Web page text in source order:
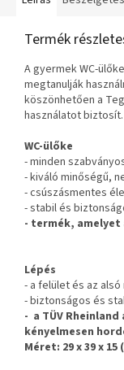
Termék
A gyermek WC-
megtanulják
köszönhetően a
használatot biztosít.
WC-ülőke
- minden
- kiváló minőségű,
- csúszásmentes
- stabil és
- termék,
Lépés
- a felület és az
- biztonságos és
- a TÜV
kényelmesen
Méret: 29 x 39 x 15